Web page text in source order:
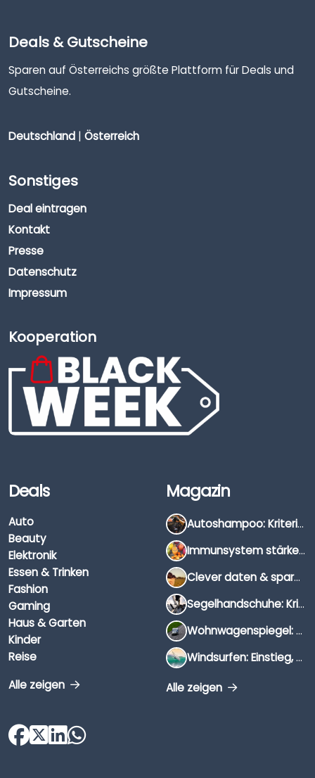
Deals & Gutscheine
Sparen auf Österreichs größte Plattform für Deals und
Gutscheine.
Deutschland | Österreich
Sonstiges
Deal eintragen
Kontakt
Presse
Datenschutz
Impressum
Kooperation
Deals
Auto
Beauty
Elektronik
Essen & Trinken
Fashion
Gaming
Haus & Garten
Kinder
Reise
Alle zeigen
Magazin
Autoshampoo: Kriterien, Unterschiede & Anwendung
Immunsystem stärken: Hausmittel, Vitamine & Wissenswertes
Clever daten & sparen: So findest du die besten Deals für Dates und Unternehmungen
Segelhandschuhe: Kriterien, Materialien & Tipps
Wohnwagenspiegel: Auswahl, Preise & Montage
Windsurfen: Einstieg, Ausrüstung & Tipps
Alle zeigen